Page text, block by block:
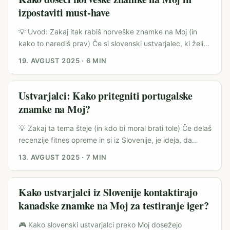
nas poznamo manj (npr. Moj), lahko izhod v nov trg, če jih
znamke in agencije vidijo kot priložnost. ...
izpostaviti must-have
💡 Uvod: Zakaj itak rabiš norveške znamke na Moj (in
kako to narediš prav) Če si slovenski ustvarjalec, ki želi
cilj “pristati pri norveških znamkah” ni samo lep PR move.
Gre za realno priložnost: norveške znamke pogosto iščejo
nove trge, ekipe z dobrimi vsebinami pa jim pomagajo, da
njihove must-have izdelke predstavijo v drugačni luči. ...
19. AVGUST 2025 · 6 MIN
Ustvarjalci: Kako pritegniti portugalske
znamke na Moj?
💡 Zakaj ta tema šteje (in kdo bi moral brati tole) Če delaš
recenzije fitnes opreme in si iz Slovenije, je ideja, da
fitnes športa (spomni se Olympia Amateur Portugal 2025
v Estorilu), dogodki in lokalni tekmovalci povečujejo
povpraševanje po opremi in testih v realnih pogojih. Na
tekmovanju Olympia Amateur Portugal 2025 je bila vidna
koncentracija proizvajalcev in promocijskih priložnosti, o
13. AVGUST 2025 · 7 MIN
Kako ustvarjalci iz Slovenije kontaktirajo
kanadske znamke na Moj za testiranje iger?
🎮 Kako slovenski ustvarjalci preko Moj dosežejo